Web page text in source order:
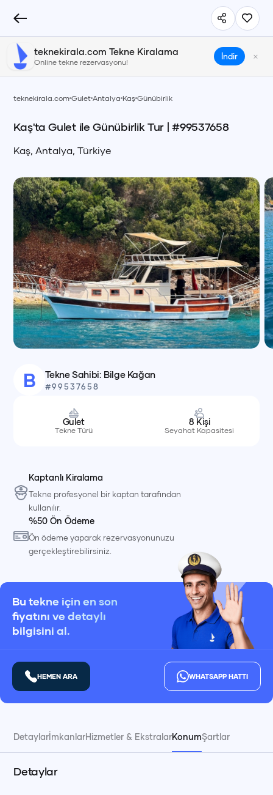
teknekirala.com Tekne Kiralama
Online tekne rezervasyonu!
İndir ×
teknekirala.com Gulet Antalya Kaş Günübirlik
Kaş'ta Gulet ile Günübirlik Tur | #99537658
Kaş,Antalya,Türkiye
B Tekne Sahibi: Bilge Kağan
#99537658
Gulet
Tekne Türü
8 Kişi
Seyahat Kapasitesi
Kaptanlı Kiralama
Tekne profesyonel bir kaptan tarafından
kullanılır.
%50 Ön Ödeme
Ön ödeme yaparak rezervasyonunuzu
gerçekleştirebilirsiniz.
Bu tekne için en son
fiyatını ve detaylı
bilgisini al.
HEMEN ARA WHATSAPP HATTI
DetaylarİmkanlarHizmetler & EkstralarKonumŞartlar
Detaylar